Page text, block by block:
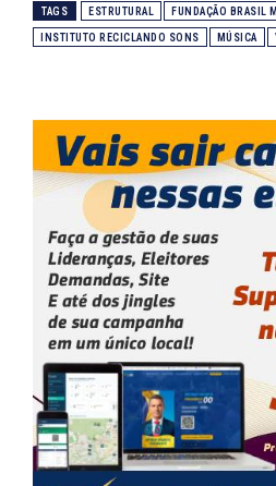
TAGS ESTRUTURAL FUNDAÇÃO BRASIL
INSTITUTO RECICLANDO SONS MÚSICA